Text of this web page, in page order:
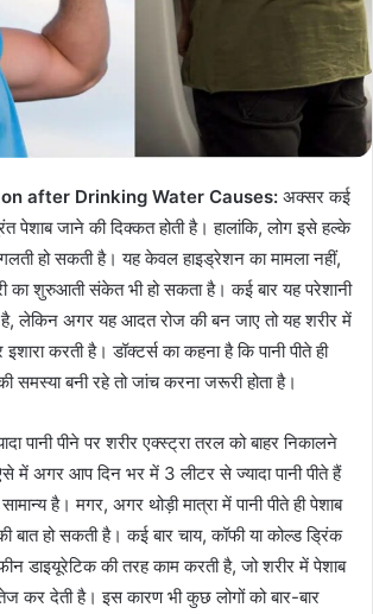
after Drinking Water Causes: अक्‍सर कई
पेशाब जाने की दिक्‍कत होती है। हालांकि, लोग इसे हल्के
हो सकती है। यह केवल हाइड्रेशन का मामला नहीं,
का शुरुआती संकेत भी हो सकता है। कई बार यह परेशानी
लेकिन अगर यह आदत रोज की बन जाए तो यह शरीर में
करती है। डॉक्टर्स का कहना है कि पानी पीते ही
समस्या बनी रहे तो जांच करना जरूरी होता है।
पानी पीने पर शरीर एक्स्ट्रा तरल को बाहर निकालने
में अगर आप दिन भर में 3 लीटर से ज्यादा पानी पीते हैं
है। मगर, अगर थोड़ी मात्रा में पानी पीते ही पेशाब
बात हो सकती है। कई बार चाय, कॉफी या कोल्ड ड्रिंक
डाइयूरेटिक की तरह काम करती है, जो शरीर में पेशाब
कर देती है। इस कारण भी कुछ लोगों को बार-बार